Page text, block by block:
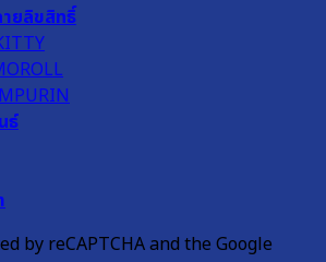
ายลิขสิทธิ์
ธ์
by reCAPTCHA and the Google